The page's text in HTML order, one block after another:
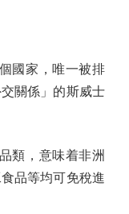
國家，唯一被排
關係」的斯威士
類，意味着非洲
品等均可免稅進